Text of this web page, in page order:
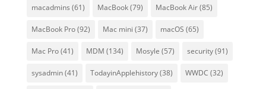
macadmins (61) MacBook(79) MacBook Air(85)
MacBook Pro(92) Mac mini (37) macOS (65)
Mac Pro(41) MDM (134) Mosyle (57) security(91)
sysadmin(41) TodayinApplehistory(38) WWDC (32)